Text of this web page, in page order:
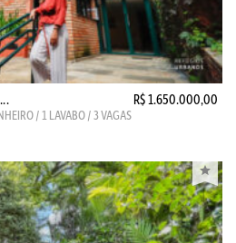
R$ 1.650.000,00
/ 1 LAVABO / 3 VAGAS